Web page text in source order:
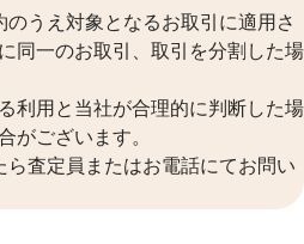
うえ対象となるお取引に適用さ
同一のお取引、取引を分割した場
利用と当社が合理的に判断した場
がございます。
査定員またはお電話にてお問い